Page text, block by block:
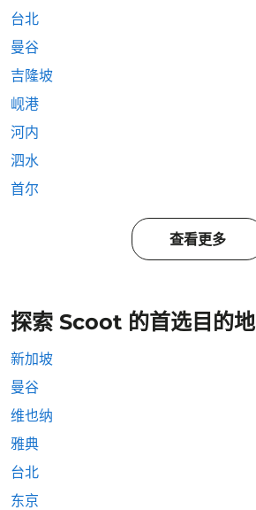
台北
曼谷
吉隆坡
岘港
河内
泗水
首尔
查看更多
探索 Scoot 的首选目的地
新加坡
曼谷
维也纳
雅典
台北
东京